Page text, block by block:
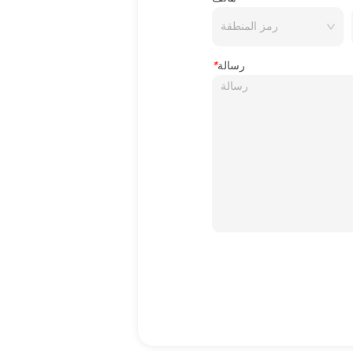
*رسالة